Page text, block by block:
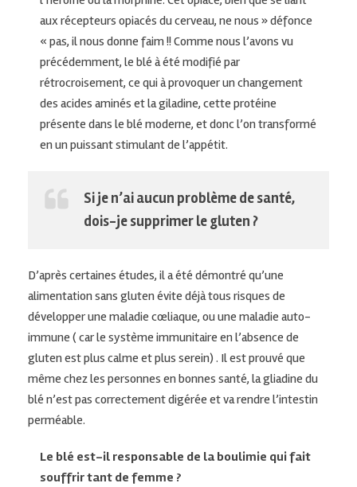
aux récepteurs opiacés du cerveau, ne nous » défonce
« pas, il nous donne faim !! Comme nous l’avons vu
précédemment, le blé à été modifié par
rétrocroisement, ce qui à provoquer un changement
des acides aminés et la giladine, cette protéine
présente dans le blé moderne, et donc l’on transformé
en un puissant stimulant de l’appétit.
Si je n’ai aucun problème de santé,
dois-je supprimer le gluten ?
D’après certaines études, il a été démontré qu’une
alimentation sans gluten évite déjà tous risques de
développer une maladie cœliaque, ou une maladie auto-
immune ( car le système immunitaire en l’absence de
gluten est plus calme et plus serein) . Il est prouvé que
même chez les personnes en bonnes santé, la gliadine du
blé n’est pas correctement digérée et va rendre l’intestin
perméable.
Le blé est-il responsable de la boulimie qui fait
souffrir tant de femme ?